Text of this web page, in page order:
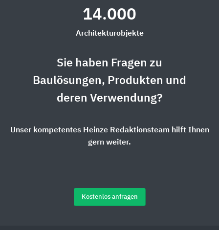
14.000
Architekturobjekte
Sie haben Fragen zu
Baulösungen, Produkten und
deren Verwendung?
Unser kompetentes Heinze Redaktionsteam hilft Ihnen
gern weiter.
Kostenlos anfragen